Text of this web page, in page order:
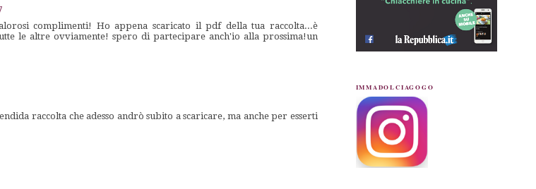
complimenti! Ho appena scaricato il pdf della tua raccolta...è
le altre ovviamente! spero di partecipare anch'io alla prossima!un
raccolta che adesso andrò subito a scaricare, ma anche per esserti
IMMADOLCIAGOGO